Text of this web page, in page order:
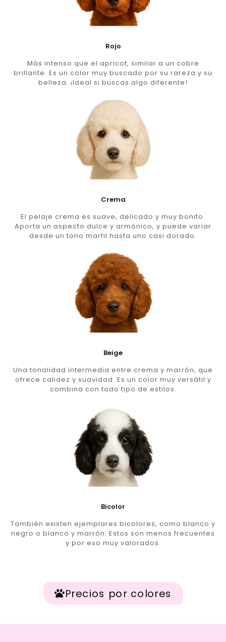
Rojo
Más intenso que el apricot, similar a un cobre
brillante. Es un color muy buscado por su rareza y su
belleza. ¡Ideal si buscas algo diferente!
Crema
El pelaje crema es suave, delicado y muy bonito.
Aporta un aspecto dulce y armónico, y puede variar
desde un tono marfil hasta uno casi dorado.
Beige
Una tonalidad intermedia entre crema y marrón, que
ofrece calidez y suavidad. Es un color muy versátil y
combina con todo tipo de estilos.
Bicolor
También existen ejemplares bicolores, como blanco y
negro o blanco y marrón. Estos son menos frecuentes
y por eso muy valorados.
Precios por colores